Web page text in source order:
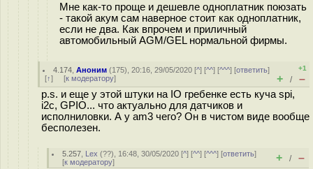
Мне как-то проще и дешевле одноплатник поюзать
- такой акум сам наверное стоит как одноплатник,
если не два. Как впрочем и приличный
автомобильный AGM/GEL нормальной фирмы.
4.174 ,Аноним (175), 20:16, 29/05/2020 [^] [^^] [^^^] [ответить]
[↑] [к модератору]
+1
+ / –
p.s. и еще у этой штуки на IO гребенке есть куча spi,
i2c, GPIO... что актуально для датчиков и
исполниловки. А у am3 чего? Он в чистом виде вообще
бесполезен.
5.257 Lex (??), 16:48, 30/05/2020 [^] [^^] [^^^] [ответить]
[к модератору] + / –